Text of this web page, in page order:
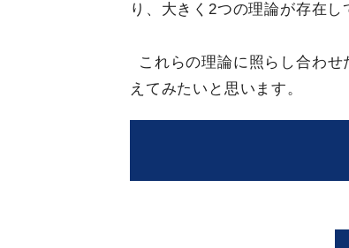
り、大きく2つの理論が存在し
これらの理論に照らし合わ
えてみたいと思います。